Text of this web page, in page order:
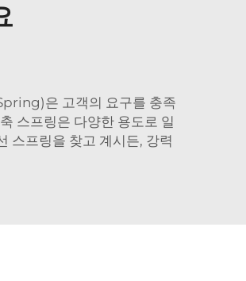
은 고객의 요구를 충족
스프링은 다양한 용도로 일
스프링을 찾고 계시든, 강력